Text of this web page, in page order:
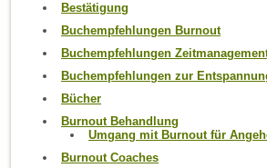
Bestätigung
Buchempfehlungen Burnout
Buchempfehlungen
Buchempfehlungen zur
Bücher
Burnout Behandlung
Umgang mit Burnout für
Burnout Coaches